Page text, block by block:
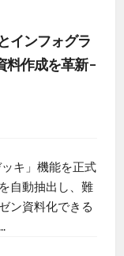
インフォグラ
作成を革新 –
キ」機能を正式
自動抽出し、難
ン資料化できる